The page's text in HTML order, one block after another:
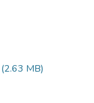
(2.63 MB)